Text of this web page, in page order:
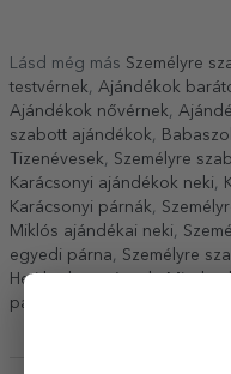
Lásd még más Személyre
testvérnek, Ajándékok
Ajándékok nővérnek,
szabott ajándékok,
Tizenévesek, Személyre
Karácsonyi ajándékok neki,
Karácsonyi párnák,
Miklós ajándékai neki,
egyedi párna, Személyre
Heti kedvezmények,Minden
párnák